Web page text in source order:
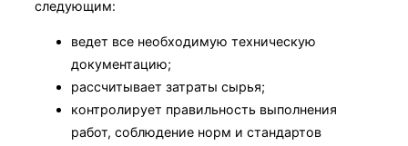
следующим:
ведет все необходимую техническую
документацию;
рассчитывает затраты сырья;
контролирует правильность выполнения
работ, соблюдение норм и стандартов